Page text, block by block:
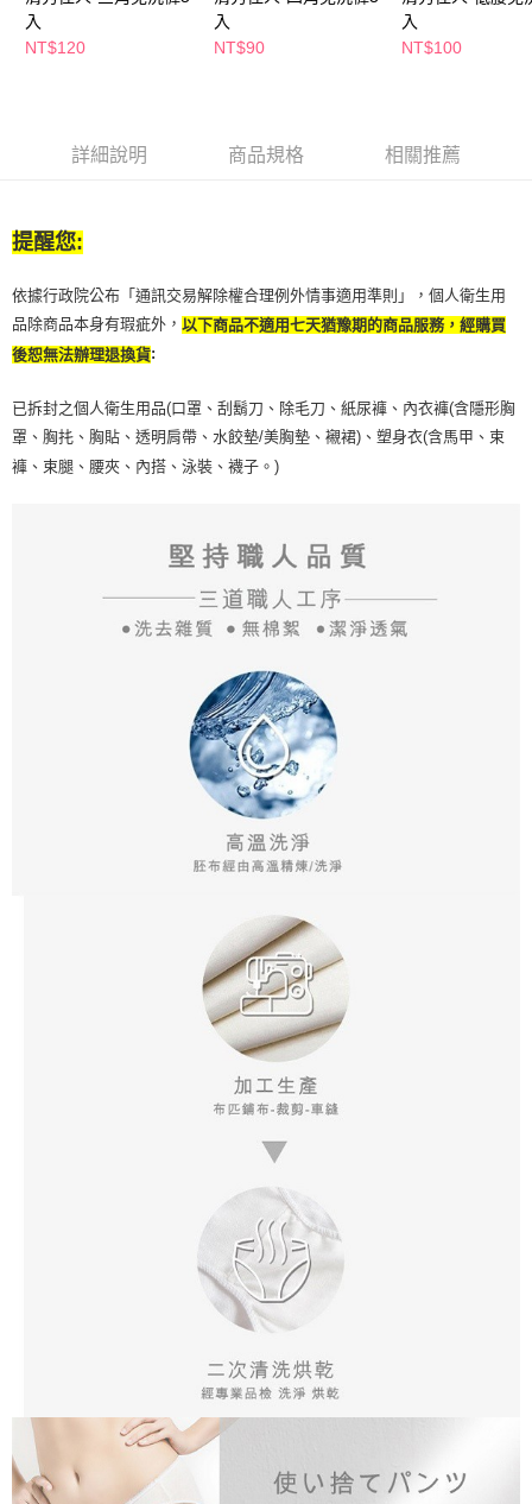
※ 請注意：結帳手續完成當下不需立刻繳費，但若您需要取消訂單，請聯絡
購買商品的店家。未經商家同意取消之訂單仍視為有效，需透過AFTEE先享
後付繳納相關費用。
【注意事項】
２．關於個人資料處理事宜，請瀏覽以下網址：
３．未成年的使用者請事先徵得法定代理人或監護人之同意方可使用
任。
４．使用「AFTEE先享後付」時，將依據個別帳號之用戶狀況，依本公司即
５．嚴禁一人註冊多個帳號或使用他人資訊註冊。若發現惡意使用之情形，
恩沛科技股份有限公司將有權停止該用戶之使用額度並採取法律行動。
每筆NT$65，滿NT$490(含以上)免運費
7-11取貨付款
付款後7-11取貨
每筆NT$65，滿NT$490(含以上)免運費
宅配(本島)
每筆NT$100，滿NT$790(含以上)免運費
每筆NT$80，滿NT$290(含以上)免運費
入
NT$120
入
NT$90
入
NT$100
詳細說明 商品規格 相關推薦
提醒您:
依據行政院公布「通訊交易解除權合理例外情事適用準則」，個人衛生用
品除商品本身有瑕疵外， 以下商品不適用七天猶豫期的商品服務，經購買
後恕無法辦理退換貨:
已拆封之個人衛生用品(口罩、刮鬍刀、除毛刀、紙尿褲、內衣褲(含隱形胸
罩、胸扥、胸貼、透明肩帶、水餃墊/美胸墊、襯裙)、塑身衣(含馬甲、束
褲、束腿、腰夾、內搭、泳裝、襪子。)